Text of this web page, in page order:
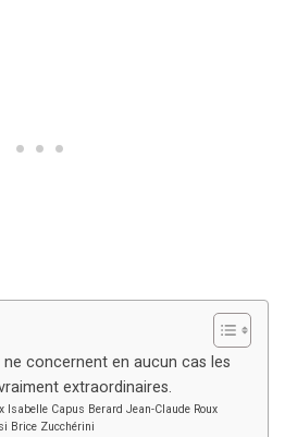
concernent en aucun cas les
extraordinaires.
Isabelle Capus Berard Jean-Claude Roux
Brice Zucchérini